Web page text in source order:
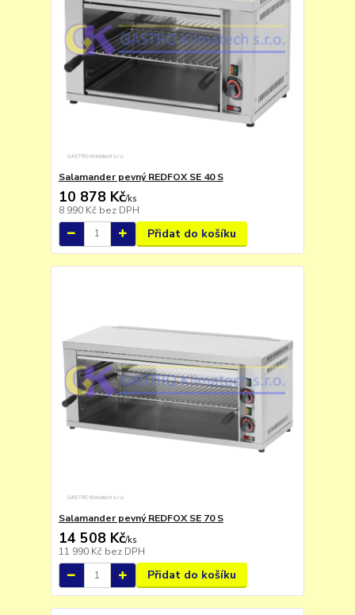
Salamander pevný REDFOX SE 40 S
10 878 Kč/ks
8 990 Kč bez DPH
Přidat do košíku
Salamander pevný REDFOX SE 70 S
14 508 Kč/ks
11 990 Kč bez DPH
Přidat do košíku